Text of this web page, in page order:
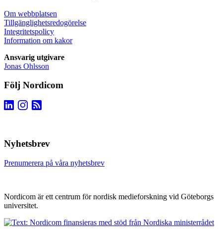
Om webbplatsen
Tillgänglighetsredogörelse
Integritetspolicy
Information om kakor
Ansvarig utgivare
Jonas Ohlsson
Följ Nordicom
Nyhetsbrev
Prenumerera på våra nyhetsbrev
Nordicom är ett centrum för nordisk medieforskning vid Göteborgs
universitet.